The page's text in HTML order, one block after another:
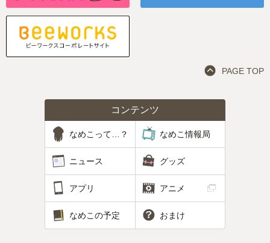
PAGE TOP
コンテンツ
なめこって…？ なめこ情報局
ニュース グッズ
アプリ アニメ
なめこの予定 おまけ